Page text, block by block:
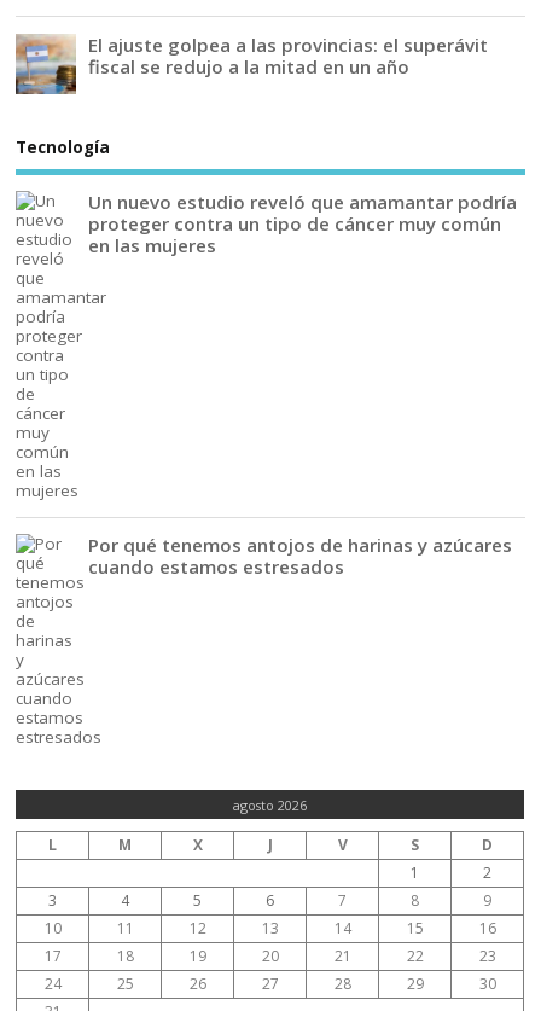
El ajuste golpea a las provincias: el superávit
fiscal se redujo a la mitad en un año
Tecnología
Un nuevo estudio reveló que amamantar podría
proteger contra un tipo de cáncer muy común
en las mujeres
Por qué tenemos antojos de harinas y azúcares
cuando estamos estresados
agosto 2026
L M X J V S
D
1
2
3
4 5 6 7 8
9
10
11 12 13 14 15
16
17
18 19 20 21 22
23
24
25 26 27 28 29
30